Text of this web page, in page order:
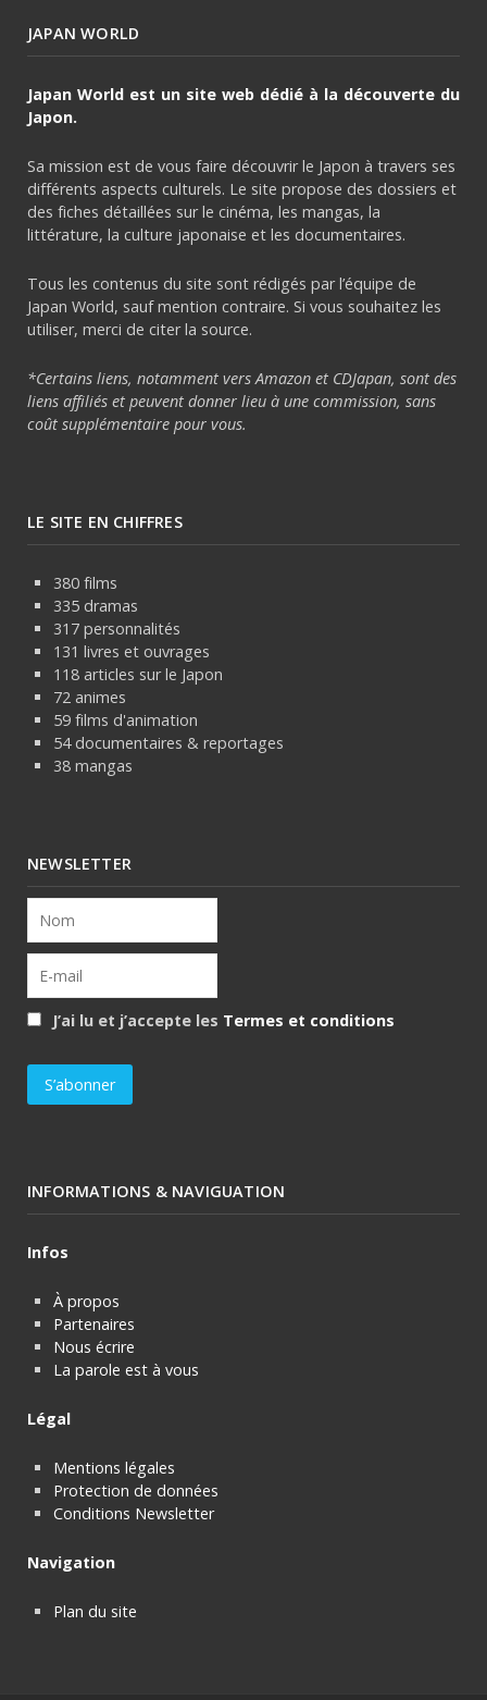
JAPAN WORLD
Japan World est un site web dédié à la découverte du
Japon.
Sa mission est de vous faire découvrir le Japon à travers ses
différents aspects culturels. Le site propose des dossiers et
des fiches détaillées sur le cinéma, les mangas, la
littérature, la culture japonaise et les documentaires.
Tous les contenus du site sont rédigés par l’équipe de
Japan World, sauf mention contraire. Si vous souhaitez les
utiliser, merci de citer la source.
*Certains liens, notamment vers Amazon et CDJapan, sont des
liens affiliés et peuvent donner lieu à une commission, sans
coût supplémentaire pour vous.
LE SITE EN CHIFFRES
380 films
335 dramas
317 personnalités
131 livres et ouvrages
118 articles sur le Japon
72 animes
59 films d'animation
54 documentaires & reportages
38 mangas
NEWSLETTER
J’ai lu et j’accepte les Termes et conditions
INFORMATIONS & NAVIGUATION
Infos
À propos
Partenaires
Nous écrire
La parole est à vous
Légal
Mentions légales
Protection de données
Conditions Newsletter
Navigation
Plan du site